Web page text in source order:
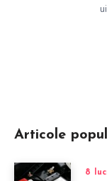
Articole
8